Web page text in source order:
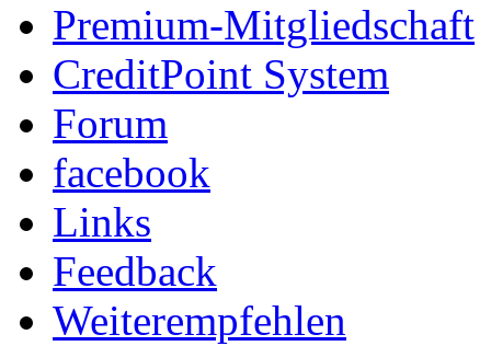
Premium-Mitgliedschaft
CreditPoint System
Forum
facebook
Links
Feedback
Weiterempfehlen